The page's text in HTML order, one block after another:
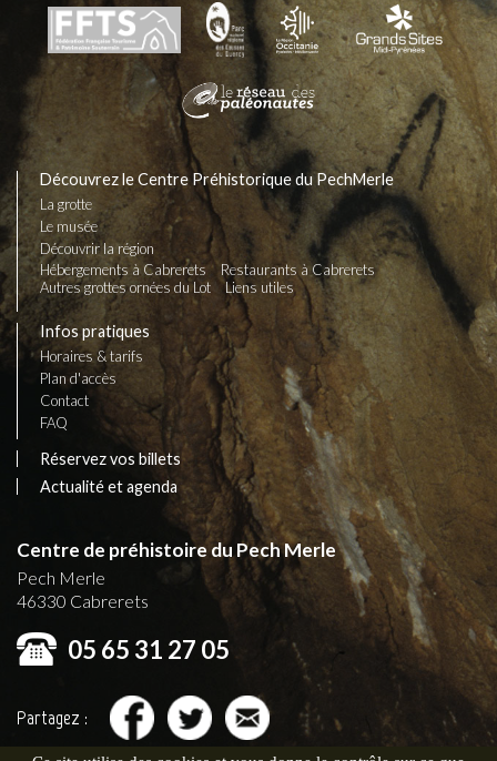
Découvrez le Centre Préhistorique du PechMerle
La grotte
Le musée
Découvrir la région
Hébergements à Cabrerets
Restaurants à Cabrerets
Autres grottes ornées du Lot
Liens utiles
Infos pratiques
Horaires & tarifs
Plan d'accès
Contact
FAQ
Réservez vos billets
Actualité et agenda
Centre de préhistoire du Pech Merle
Pech Merle
46330 Cabrerets
05 65 31 27 05
Partagez :